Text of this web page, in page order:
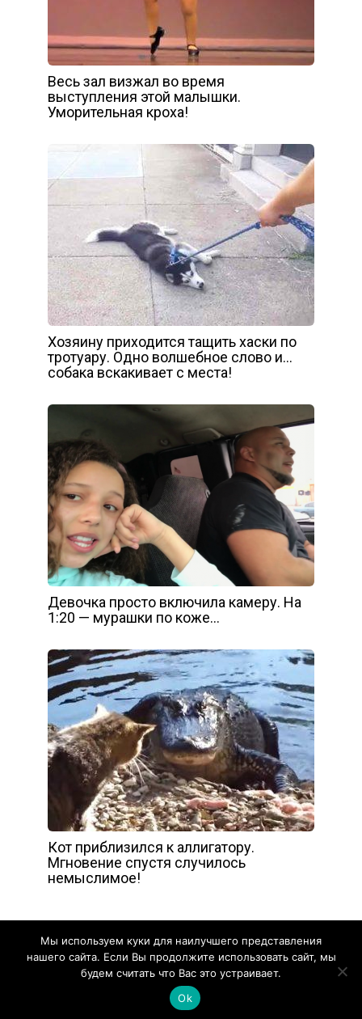
Весь зал визжал во время
выступления этой малышки.
Уморительная кроха!
Хозяину приходится тащить хаски по
тротуару. Одно волшебное слово и…
собака вскакивает с места!
Девочка просто включила камеру. На
1:20 — мурашки по коже…
Кот приблизился к аллигатору.
Мгновение спустя случилось
немыслимое!
2017 © Клевое Видео
Мы используем куки для наилучшего представления
нашего сайта. Если Вы продолжите использовать сайт, мы
будем считать что Вас это устраивает.
Ok